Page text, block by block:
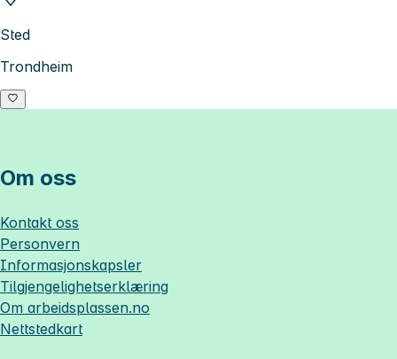
Sted
Trondheim
Om oss
Kontakt oss
Personvern
Informasjonskapsler
Tilgjengelighetserklæring
Om arbeidsplassen.no
Nettstedkart